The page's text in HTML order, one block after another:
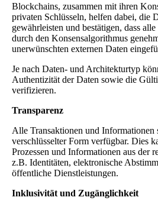
Blockchains, zusammen mit ihren
privaten Schlüsseln, helfen dabei, die
gewährleisten und bestätigen, dass
durch den Konsensalgorithmus
unerwünschten externen Daten
Je nach Daten- und Architekturtyp
Authentizität der Daten sowie die
verifizieren.
Transparenz
Alle Transaktionen und
verschlüsselter Form verfügbar. Dies
Prozessen und Informationen aus der
z.B. Identitäten, elektronische
öffentliche Dienstleistungen.
Inklusivität und Zugänglichkeit